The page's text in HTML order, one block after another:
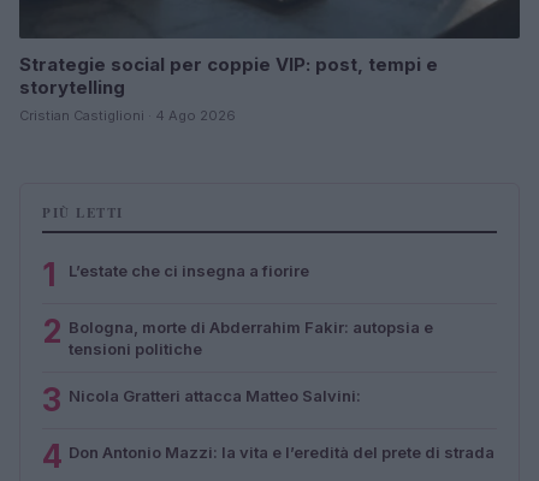
Strategie social per coppie VIP: post, tempi e
storytelling
Cristian Castiglioni · 4 Ago 2026
PIÙ LETTI
1 L’estate che ci insegna a fiorire
2 Bologna, morte di Abderrahim Fakir: autopsia e
tensioni politiche
3 Nicola Gratteri attacca Matteo Salvini:
4 Don Antonio Mazzi: la vita e l’eredità del prete di strada